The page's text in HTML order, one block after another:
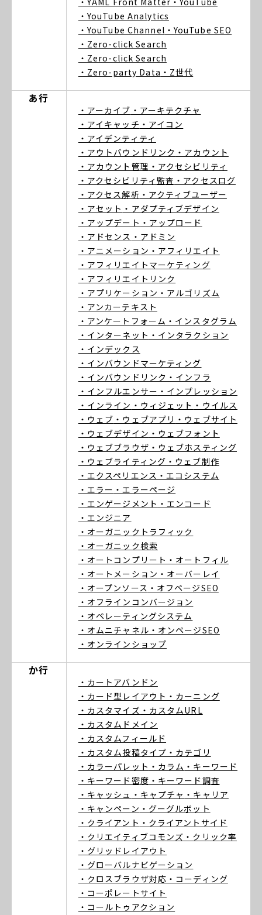
・YouTube Analytics
・YouTube Channel ・YouTube SEO
・Zero-click Search
・Zero-click Search
・Zero-party Data ・Z世代
あ行
・アーカイブ ・アーキテクチャ
・アイキャッチ ・アイコン
・アイデンティティ
・アウトバウンドリンク ・アカウント
・アカウント管理 ・アクセシビリティ
・アクセシビリティ監査 ・アクセスログ
・アクセス解析 ・アクティブユーザー
・アセット ・アダプティブデザイン
・アップデート ・アップロード
・アドセンス ・アドミン
・アニメーション ・アフィリエイト
・アフィリエイトマーケティング
・アフィリエイトリンク
・アプリケーション ・アルゴリズム
・アンカーテキスト
・アンケートフォーム ・インスタグラム
・インターネット ・インタラクション
・インデックス
・インバウンドマーケティング
・インバウンドリンク ・インフラ
・インフルエンサー ・インプレッション
・インライン ・ウィジェット ・ウイルス
・ウェブ ・ウェブアプリ ・ウェブサイト
・ウェブデザイン ・ウェブフォント
・ウェブブラウザ ・ウェブホスティング
・ウェブライティング ・ウェブ制作
・エクスペリエンス ・エコシステム
・エラー ・エラーページ
・エンゲージメント ・エンコード
・エンジニア
・オーガニックトラフィック
・オーガニック検索
・オートコンプリート ・オートフィル
・オートメーション ・オーバーレイ
・オープンソース ・オフページSEO
・オフラインコンバージョン
・オペレーティングシステム
・オムニチャネル ・オンページSEO
・オンラインショップ
か行
・カートアバンドン
・カード型レイアウト ・カーニング
・カスタマイズ ・カスタムURL
・カスタムドメイン
・カスタムフィールド
・カスタム投稿タイプ ・カテゴリ
・カラーパレット ・カラム ・キーワード
・キーワード密度 ・キーワード調査
・キャッシュ ・キャプチャ ・キャリア
・キャンペーン ・グーグルボット
・クライアント ・クライアントサイド
・クリエイティブコモンズ ・クリック率
・グリッドレイアウト
・グローバルナビゲーション
・クロスブラウザ対応 ・コーディング
・コーポレートサイト
・コールトゥアクション